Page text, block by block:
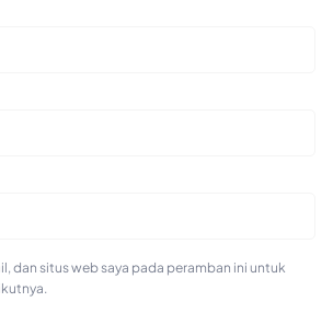
dan situs web saya pada peramban ini untuk